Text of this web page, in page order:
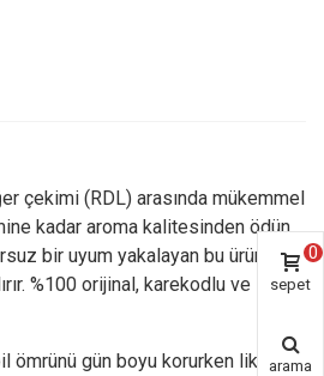
çekimi (RDL) arasında mükemmel
kadar aroma kalitesinden ödün
bir uyum yakalayan bu ürün,
%100 orijinal, karekodlu ve
ömrünü gün boyu korurken likit
sepet
0
arama